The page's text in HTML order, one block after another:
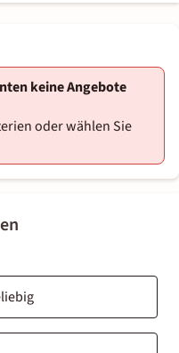
keine Angebote
oder wählen Sie